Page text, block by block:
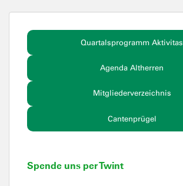
Quartalsprogramm Aktivitas
Agenda Altherren
Mitgliederverzeichnis
Cantenprügel
Spende uns per Twint